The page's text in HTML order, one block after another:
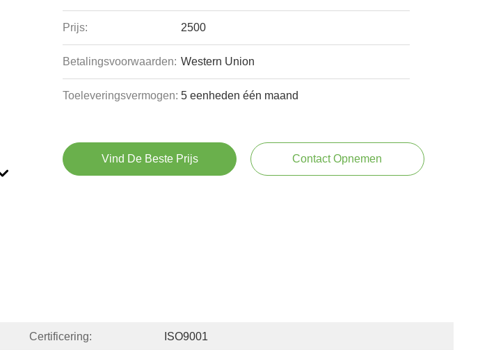
Prijs: 2500
Betalingsvoorwaarden: Western Union
Toeleveringsvermogen: 5 eenheden één maand
Vind De Beste Prijs Contact Opnemen
Certificering: ISO9001